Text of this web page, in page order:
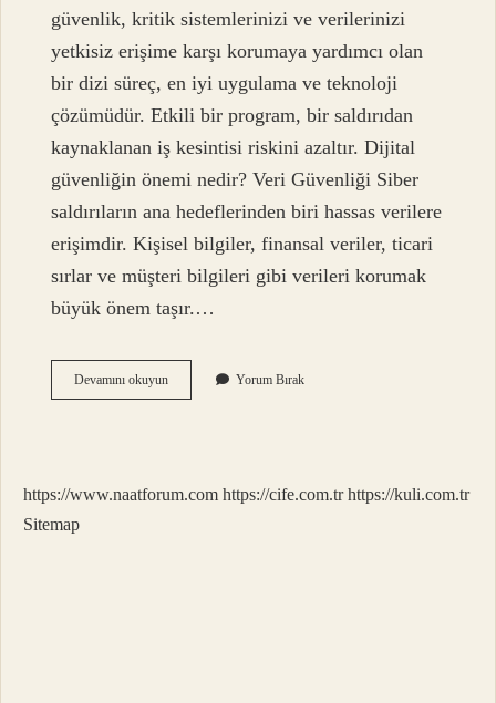
güvenlik, kritik sistemlerinizi ve verilerinizi
yetkisiz erişime karşı korumaya yardımcı olan
bir dizi süreç, en iyi uygulama ve teknoloji
çözümüdür. Etkili bir program, bir saldırıdan
kaynaklanan iş kesintisi riskini azaltır. Dijital
güvenliğin önemi nedir? Veri Güvenliği Siber
saldırıların ana hedeflerinden biri hassas verilere
erişimdir. Kişisel bilgiler, finansal veriler, ticari
sırlar ve müşteri bilgileri gibi verileri korumak
büyük önem taşır.…
Devamını okuyunSiber
Güvenliğin
Yorum Bırak
https://www.naatforum.com https://cife.com.tr https://kuli.com.tr
Sitemap